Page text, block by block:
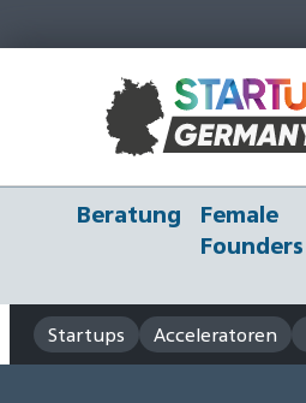
Beratung
Female
Founders
Startups Acceleratoren